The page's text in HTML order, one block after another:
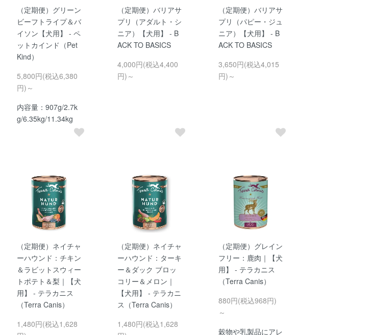
（定期便）グリーン
ビーフトライプ＆バ
イソン【犬用】 - ペ
ットカインド（Pet
Kind）
5,800円(税込6,380
円)～
内容量：907g/2.7k
g/6.35kg/11.34kg
（定期便）バリアサ
プリ（アダルト・シ
ニア）【犬用】 - B
ACK TO BASICS
4,000円(税込4,400
円)～
（定期便）バリアサ
プリ（パピー・ジュ
ニア）【犬用】 - B
ACK TO BASICS
3,650円(税込4,015
円)～
（定期便）ネイチャ
ーハウンド：チキン
＆ラビットスウィー
トポテト＆梨｜【犬
用】 - テラカニス
（Terra Canis）
1,480円(税込1,628
（定期便）ネイチャ
ーハウンド：ターキ
ー＆ダック ブロッ
コリー＆メロン｜
【犬用】 - テラカニ
ス（Terra Canis）
1,480円(税込1,628
（定期便）グレイン
フリー：鹿肉｜【犬
用】 - テラカニス
（Terra Canis）
880円(税込968円)
～
穀物や乳製品にアレ